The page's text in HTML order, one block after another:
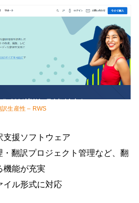
生産性 – RWS
支援ソフトウェア
翻訳プロジェクト管理など、翻
機能が充実
イル形式に対応